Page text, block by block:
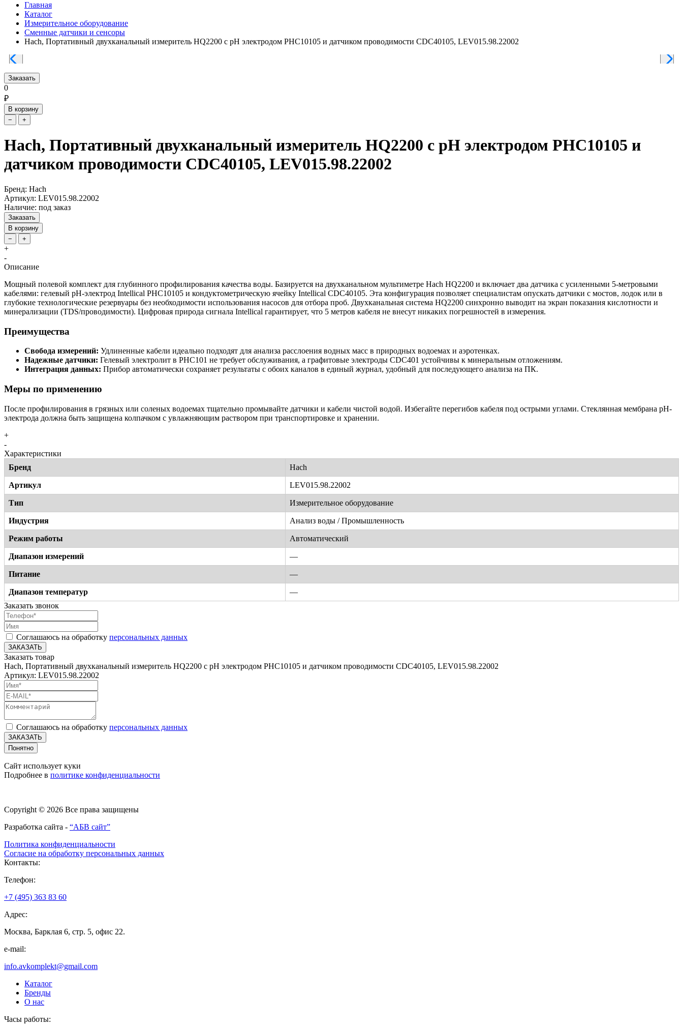
Главная
Каталог
Измерительное оборудование
Сменные датчики и сенсоры
Hach, Портативный двухканальный измеритель HQ2200 c pH электродом PHC10105 и датчиком проводимости CDC40105, LEV015.98.22002
Заказать
0
₽
В корзину
−
+
Hach, Портативный двухканальный измеритель HQ2200 c pH электродом PHC10105 и
датчиком проводимости CDC40105, LEV015.98.22002
Бренд: Hach
Артикул: LEV015.98.22002
Наличие: под заказ
Заказать
В корзину
−
+
+
-
Описание
Мощный полевой комплект для глубинного профилирования качества воды. Базируется на двухканальном мультиметре Hach HQ2200 и включает два датчика с усиленными 5-метровыми
кабелями: гелевый pH-электрод Intellical PHC10105 и кондуктометрическую ячейку Intellical CDC40105. Эта конфигурация позволяет специалистам опускать датчики с мостов, лодок или в
глубокие технологические резервуары без необходимости использования насосов для отбора проб. Двухканальная система HQ2200 синхронно выводит на экран показания кислотности и
минерализации (TDS/проводимости). Цифровая природа сигнала Intellical гарантирует, что 5 метров кабеля не внесут никаких погрешностей в измерения.
Преимущества
Свобода измерений: Удлиненные кабели идеально подходят для анализа расслоения водных масс в природных водоемах и аэротенках.
Надежные датчики: Гелевый электролит в PHC101 не требует обслуживания, а графитовые электроды CDC401 устойчивы к минеральным отложениям.
Интеграция данных: Прибор автоматически сохраняет результаты с обоих каналов в единый журнал, удобный для последующего анализа на ПК.
Меры по применению
После профилирования в грязных или соленых водоемах тщательно промывайте датчики и кабели чистой водой. Избегайте перегибов кабеля под острыми углами. Стеклянная мембрана pH-
электрода должна быть защищена колпачком с увлажняющим раствором при транспортировке и хранении.
+
-
Характеристики
Бренд
Hach
Артикул LEV015.98.22002
Тип Измерительное оборудование
Индустрия Анализ воды / Промышленность
Режим работы Автоматический
Диапазон измерений —
Питание —
Диапазон температур
—
Заказать звонок
Соглашаюсь на обработку персональных данных
ЗАКАЗАТЬ
Заказать товар
Hach, Портативный двухканальный измеритель HQ2200 c pH электродом PHC10105 и датчиком проводимости CDC40105, LEV015.98.22002
Артикул: LEV015.98.22002
Соглашаюсь на обработку персональных данных
ЗАКАЗАТЬ
Понятно
Сайт использует куки
Подробнее в политике конфиденциальности
Copyright © 2026 Все права защищены
Разработка сайта - “АБВ сайт”
Политика конфиденциальности
Согласие на обработку персональных данных
Контакты:
Телефон:
+7 (495) 363 83 60
Адрес:
Москва, Барклая 6, стр. 5, офис 22.
e-mail:
info.avkomplekt@gmail.com
Каталог
Бренды
О нас
Часы работы: